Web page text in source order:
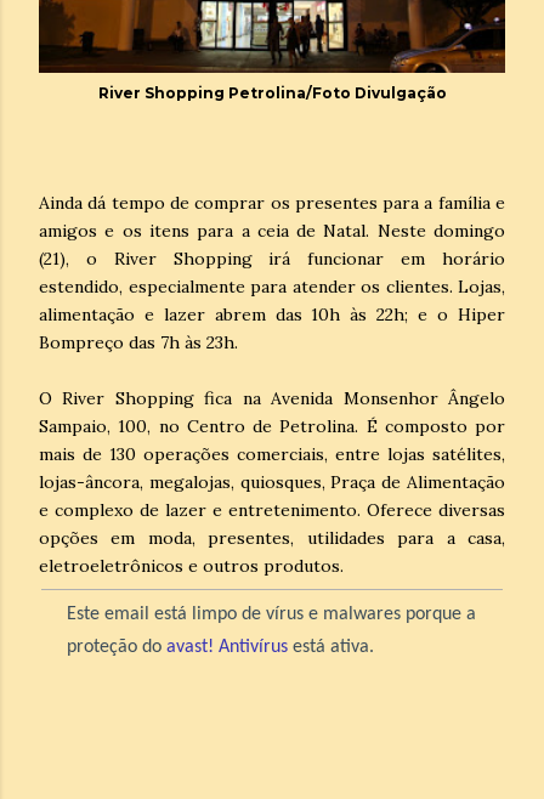
River Shopping Petrolina/Foto Divulgação
Ainda dá tempo de comprar os presentes para a família e
amigos e os itens para a ceia de Natal. Neste domingo
(21), o River Shopping irá funcionar em horário
estendido, especialmente para atender os clientes. Lojas,
alimentação e lazer abrem das 10h às 22h; e o Hiper
Bompreço das 7h às 23h.
O River Shopping fica na Avenida Monsenhor Ângelo
Sampaio, 100, no Centro de Petrolina. É composto por
mais de 130 operações comerciais, entre lojas satélites,
lojas-âncora, megalojas, quiosques, Praça de Alimentação
e complexo de lazer e entretenimento. Oferece diversas
opções em moda, presentes, utilidades para a casa,
eletroeletrônicos e outros produtos.
Este email está limpo de vírus e malwares porque a
proteção do avast! Antivírus está ativa.